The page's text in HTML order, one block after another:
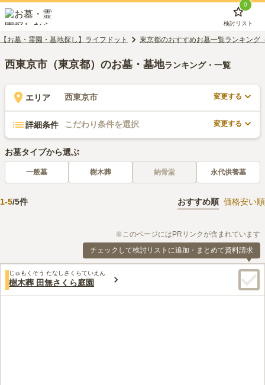
0
検討リスト
【お墓・霊園・墓地探し】ライフドット 東京都のおすすめお墓一覧ランキング
西東京市（東京都）のお墓・墓地ランキング・一覧
エリア 西東京市 変更する
詳細条件 こだわり条件を選択 変更する
お墓タイプから選ぶ
一般墓 樹木葬 納骨堂 永代供養墓
1-5/5件 おすすめ順 価格安い順
※このページにはPRリンクが含まれています
チェックして検討リストに追加・まとめて資料請求
じゅもくそう たなしさくらていえん
樹木葬 田無さくら庭園